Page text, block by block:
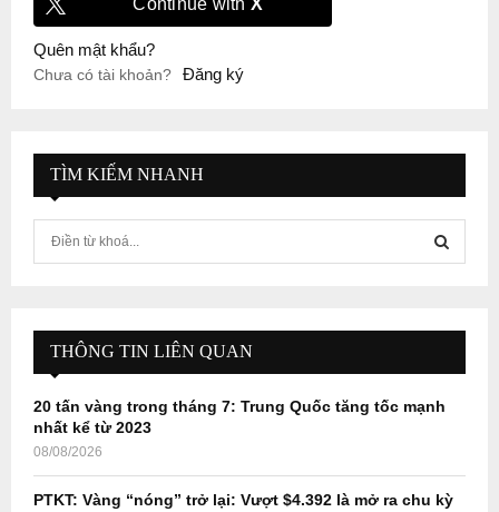
Continue with X
Quên mật khẩu?
Chưa có tài khoản? Đăng ký
TÌM KIẾM NHANH
f
r
E
A
THÔNG TIN LIÊN QUAN
20 tấn vàng trong tháng 7: Trung Quốc tăng tốc mạnh
nhất kể từ 2023
08/08/2026
PTKT: Vàng “nóng” trở lại: Vượt $4.392 là mở ra chu kỳ